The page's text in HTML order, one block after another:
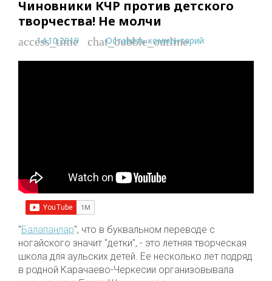
Чиновники КЧР против детского
творчества! Не молчи
access_time
14.10.2019 chat_bubble_outline
Оставить комментарий
"Балапанлар", что в буквальном переводе с
ногайского значит "детки", - это летняя творческая
школа для аульских детей. Ее несколько лет подряд
в родной Карачаево-Черкесии организовывала